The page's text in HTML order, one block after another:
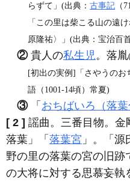
らずて」(出典： 古事記 （
「この里は柴こる山の遠
原隆祐〉」(出典：宝治百
②貴人の私生児。落胤
[初出の実例]「さやうのお
語（1001‐14頃）常夏)
③「 おちばいろ（落葉
[ 2 ] 謡曲。三番目物。
落葉」「 落葉宮 」。「
野の里の落葉の宮の旧跡
の大将に対する思慕妄執